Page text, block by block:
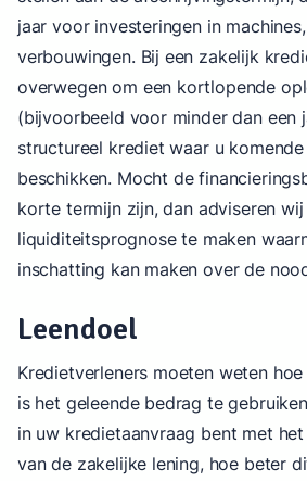
jaar voor investeringen in
verbouwingen. Bij een zakelijk
overwegen om een kortlopende
(bijvoorbeeld voor minder dan een
structureel krediet waar u
beschikken. Mocht de
korte termijn zijn, dan adviseren wij
liquiditeitsprognose te maken
inschatting kan maken over de
Leendoel
Kredietverleners moeten weten
is het geleende bedrag te
in uw kredietaanvraag bent met
van de zakelijke lening, hoe beter